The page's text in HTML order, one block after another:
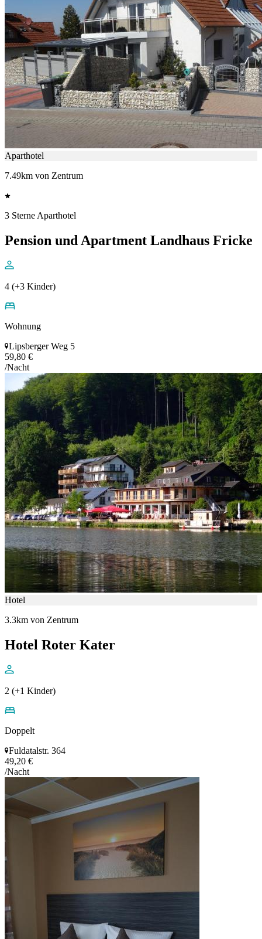
Aparthotel
7.49km von Zentrum
3 Sterne Aparthotel
Pension und Apartment Landhaus Fricke
4 (+3 Kinder)
Wohnung
Lipsberger Weg 5
59,80 €
/Nacht
Hotel
3.3km von Zentrum
Hotel Roter Kater
2 (+1 Kinder)
Doppelt
Fuldatalstr. 364
49,20 €
/Nacht